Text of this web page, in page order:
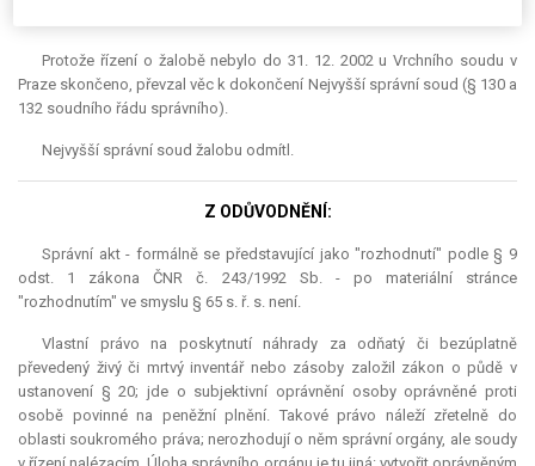
Protože řízení o žalobě nebylo do 31. 12. 2002 u Vrchního soudu v
Praze skončeno, převzal věc k dokončení Nejvyšší správní soud (§ 130 a
132 soudního řádu správního).
Nejvyšší správní soud žalobu odmítl.
Z ODŮVODNĚNÍ:
Správní akt - formálně se představující jako "rozhodnutí" podle § 9
odst. 1 zákona ČNR č. 243/1992 Sb. - po materiální stránce
"rozhodnutím" ve smyslu § 65 s. ř. s. není.
Vlastní právo na poskytnutí náhrady za odňatý či bezúplatně
převedený živý či mrtvý inventář nebo zásoby založil zákon o půdě v
ustanovení § 20; jde o subjektivní oprávnění osoby oprávněné proti
osobě povinné na peněžní plnění. Takové právo náleží zřetelně do
oblasti soukromého práva; nerozhodují o něm správní orgány, ale soudy